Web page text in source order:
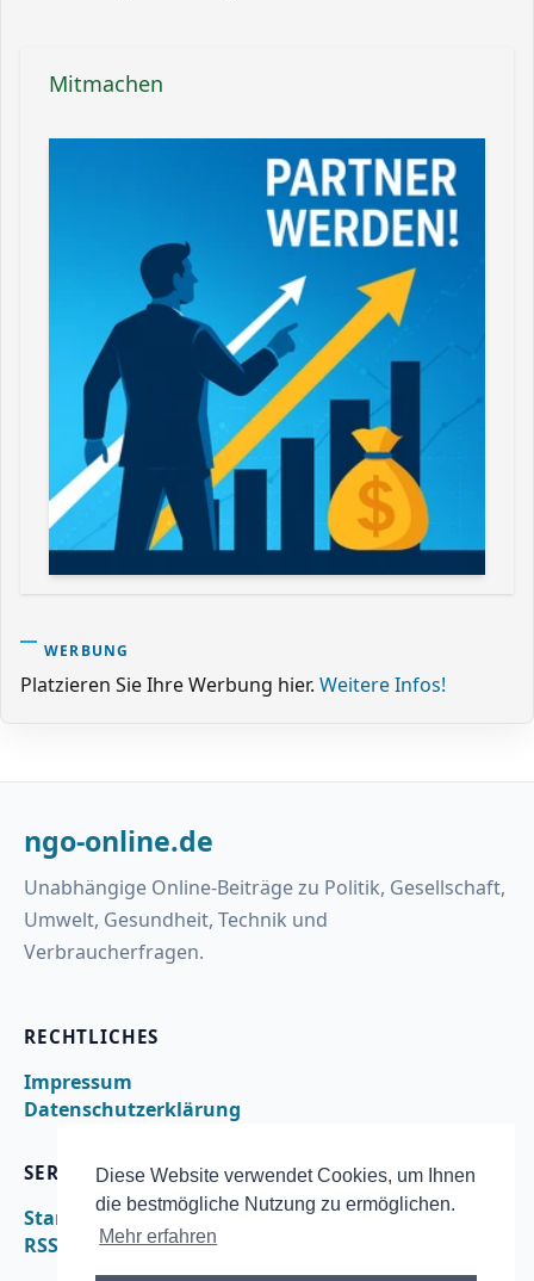
Diese Website verwendet Cookies, um Ihnen
die bestmögliche Nutzung zu ermöglichen.
Mehr erfahren
Mitmachen
WERBUNG
Platzieren Sie Ihre Werbung hier. Weitere Infos!
ngo-online.de
Unabhängige Online-Beiträge zu Politik, Gesellschaft,
Umwelt, Gesundheit, Technik und
Verbraucherfragen.
RECHTLICHES
Impressum
Datenschutzerklärung
SERVICE
Startseite
RSS